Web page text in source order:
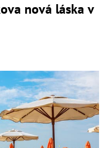
nová láska v